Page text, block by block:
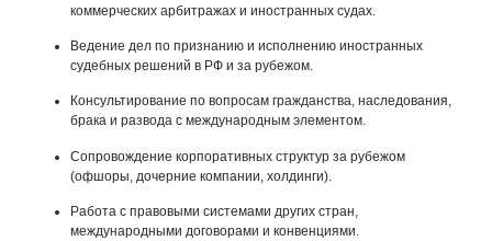
коммерческих арбитражах и иностранных судах.
Ведение дел по признанию и исполнению иностранных
судебных решений в РФ и за рубежом.
Консультирование по вопросам гражданства, наследования,
брака и развода с международным элементом.
Сопровождение корпоративных структур за рубежом
(офшоры, дочерние компании, холдинги).
Работа с правовыми системами других стран,
международными договорами и конвенциями.